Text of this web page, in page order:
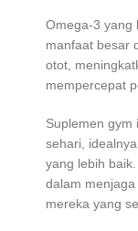
Omega-3 yang
manfaat besar
otot,
mempercepat
Suplemen gym
sehari,
yang lebih
dalam
mereka yang